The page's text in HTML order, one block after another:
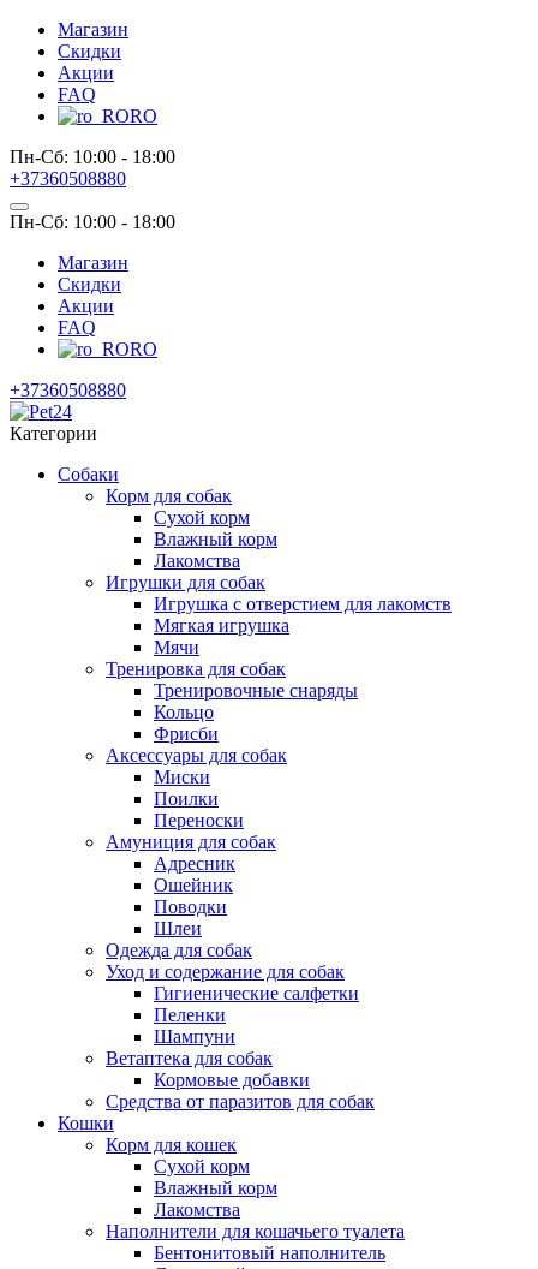
Магазин
Скидки
Акции
FAQ
RO
Пн-Сб: 10:00 - 18:00
+37360508880
Пн-Сб: 10:00 - 18:00
Магазин
Скидки
Акции
FAQ
RO
+37360508880
Категории
Собаки
Корм для собак
Сухой корм
Влажный корм
Лакомства
Игрушки для собак
Игрушка с отверстием для лакомств
Мягкая игрушка
Мячи
Тренировка для собак
Тренировочные снаряды
Кольцо
Фрисби
Аксессуары для собак
Миски
Поилки
Переноски
Амуниция для собак
Адресник
Ошейник
Поводки
Шлеи
Одежда для собак
Уход и содержание для собак
Гигиенические салфетки
Пеленки
Шампуни
Ветаптека для собак
Кормовые добавки
Средства от паразитов для собак
Кошки
Корм для кошек
Сухой корм
Влажный корм
Лакомства
Наполнители для кошачьего туалета
Бентонитовый наполнитель